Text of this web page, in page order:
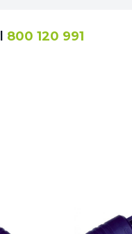
800 120 991